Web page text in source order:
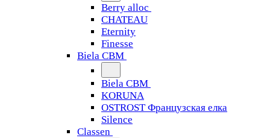
Berry alloc
CHATEAU
Eternity
Finesse
Biela CBM
Biela CBM
KORUNA
OSTROST Французская елка
Silence
Classen